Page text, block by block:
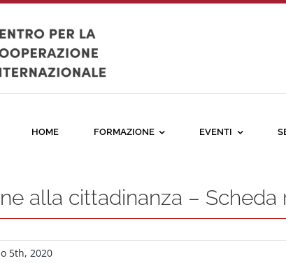
HOME FORMAZIONE EVENTI
alla cittadinanza – Scheda
5th, 2020